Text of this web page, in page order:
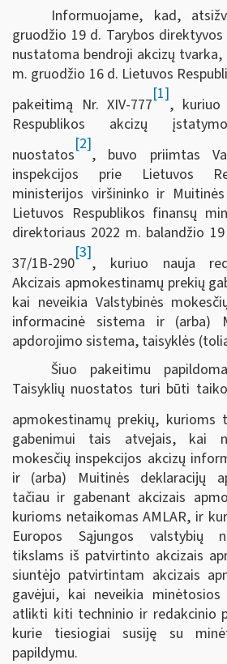
Informuojame, kad,
gruodžio 19 d. Tarybos direktyvos
nustatoma bendroji akcizų
m. gruodžio 16 d. Lietuvos
pakeitimą Nr. XIV-777
[1]
, kuriuo
Respublikos akcizų
nuostatos
[2]
, buvo priimtas
inspekcijos prie Lietuvos
ministerijos viršininko ir
Lietuvos Respublikos finansų
direktoriaus 2022 m. balandžio
37/1B-290
[3]
, kuriuo nauja
Akcizais apmokestinamų prekių
kai neveikia Valstybinės
informacinė sistema ir (arba)
apdorojimo sistema, taisyklės
Šiuo pakeitimu
Taisyklių nuostatos turi būti
apmokestinamų prekių, kurioms
gabenimui tais atvejais, kai
mokesčių inspekcijos akcizų
ir (arba) Muitinės deklaracijų
tačiau ir gabenant akcizais
kurioms netaikomas AMLAR, ir
Europos Sąjungos valstybių
tikslams iš patvirtinto akcizais
siuntėjo patvirtintam akcizais
gavėjui, kai neveikia
atlikti kiti techninio ir redakcinio
kurie tiesiogiai susiję su
papildymu.